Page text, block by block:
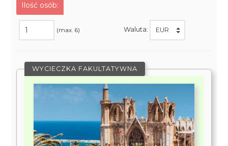
Ilość osób:
(max. 6) Waluta:
WYCIECZKA FAKULTATYWNA